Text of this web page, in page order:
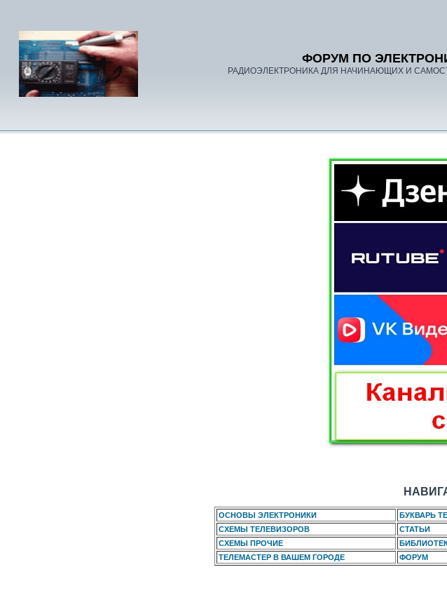
ФОРУМ ПО
РАДИОЭЛЕКТРОНИКА ДЛЯ НАЧИНАЮЩИХ И
ОСНОВЫ ЭЛЕКТРОНИКИ БУКВАРЬ
СХЕМЫ ТЕЛЕВИЗОРОВ
СТАТЬИ
СХЕМЫ ПРОЧИЕ
ТЕЛЕМАСТЕР В ВАШЕМ ГОРОДЕ
ФОРУМ